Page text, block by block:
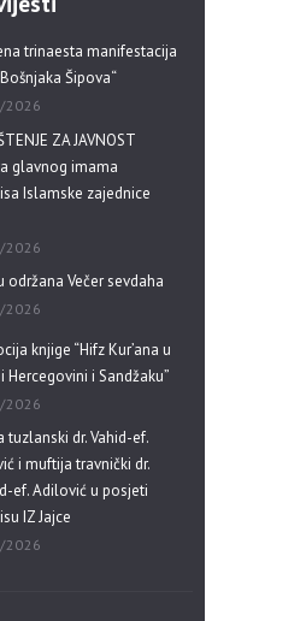
trinaesta manifestacija
Šipova“
2026
ZA JAVNOST
glavnog imama
Islamske zajednice
2026
održana Večer sevdaha
2026
knjige “Hifz Kur’ana u
Hercegovini i Sandžaku”
2026
tuzlanski dr. Vahid-ef.
i muftija travnički dr.
ef. Adilović u posjeti
IZ Jajce
2026